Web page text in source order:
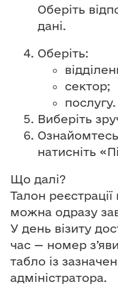
Оберіть
дані.
Оберіть:
сектор;
послугу.
Виберіть
Ознайомтесь
натисніть
Що далі?
Талон
можна одразу
У день візиту
час — номер
табло із
адміністратора.